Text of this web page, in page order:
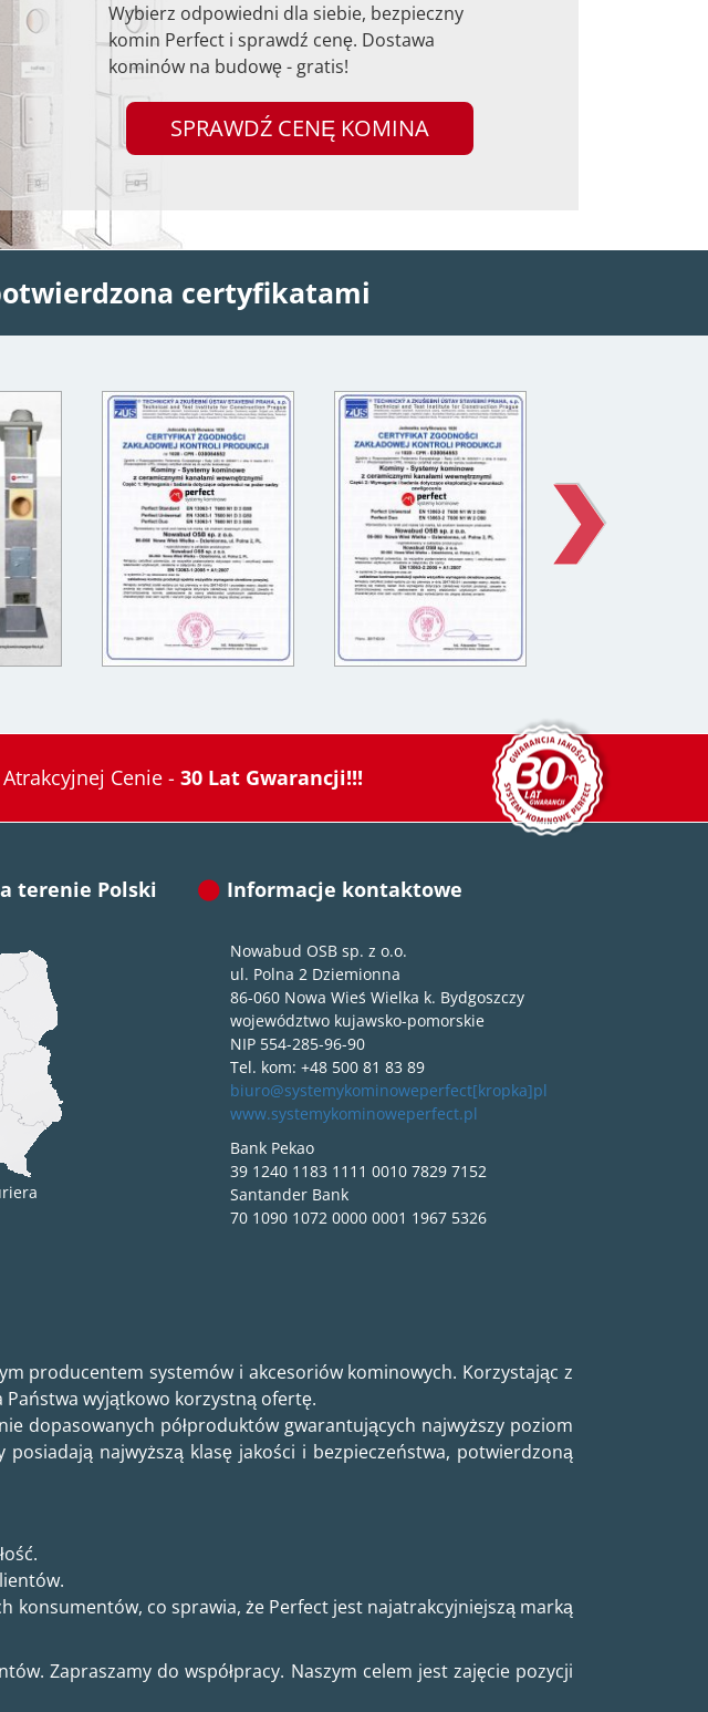
Wybierz odpowiedni dla siebie, bezpieczny
komin Perfect i sprawdź cenę. Dostawa
kominów na budowę - gratis!
SPRAWDŹ CENĘ KOMINA
certyfikatami
Cenie - 30 Lat Gwarancji!!!
Informacje kontaktowe
Nowabud OSB sp. z o.o.
ul. Polna 2 Dziemionna
86-060 Nowa Wieś Wielka k. Bydgoszczy
województwo kujawsko-pomorskie
NIP 554-285-96-90
Tel. kom: +48 500 81 83 89
biuro@systemykominoweperfect[kropka]pl
www.systemykominoweperfect.pl
Bank Pekao
39 1240 1183 1111 0010 7829 7152
Santander Bank
70 1090 1072 0000 0001 1967 5326
terenie Polski
producentem systemów i akcesoriów kominowych. Korzystając z
wyjątkowo korzystną ofertę.
dopasowanych półproduktów gwarantujących najwyższy poziom
najwyższą klasę jakości i bezpieczeństwa, potwierdzoną
konsumentów, co sprawia, że Perfect jest najatrakcyjniejszą marką
Zapraszamy do współpracy. Naszym celem jest zajęcie pozycji